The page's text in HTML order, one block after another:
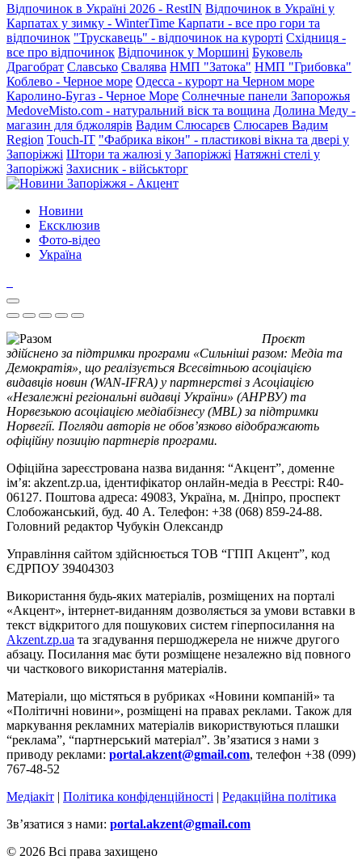
Відпочинок в Україні 2026 - RestIN Відпочинок в Україні у
Карпатах у зимку - WinterTime Карпати - все про гори та
відпочинок "Трускавець" - відпочинок на курорті Східниця -
все про відпочинок Відпочинок у Моршині Буковель
Драгобрат Славсько Свалява НМП "Затока" НМП "Грибовка"
Коблево - Черное море Одесса - курорт на Черном море
Каролино-Бугаз - Черное Море Солнечные панели Запорожья
MedoveMisto.com - натуральний віск та вощина Долина Меду -
магазин для бджолярів Вадим Слюсарєв Слюсарев Вадим
Region Touch-IT "Фабрика вікон" - пластикові вікна та двері у
Запоріжжі Штори та жалюзі у Запоріжжі Натяжні стелі у
Запоріжжі Захисник - військторг
Новини
Ексклюзив
Фото-відео
Україна
Проєкт
здійснено за підтримки програми «Сильніші разом: Медіа та
Демократія», що реалізується Всесвітньою асоціацією
видавців новин (WAN-IFRA) у партнерстві з Асоціацією
«Незалежні регіональні видавці України» (АНРВУ) та
Норвезькою асоціацією медіабізнесу (MBL) за підтримки
Норвегії. Погляди авторів не обов’язково відображають
офіційну позицію партнерів програми.
Офіційна зареєстрована назва видання: “Акцент”, доменне
ім’я: akzent.zp.ua, ідентифікатор онлайн-медіа в Реєстрі: R40-
06127. Поштова адреса: 49083, Україна, м. Дніпро, проспект
Слобожанський, буд. 40 А. Телефон: +38 (068) 859-24-88.
Головний редактор Чубукін Олександр
Управління сайтом здійснюється ТОВ “ГПП Акцент”, код
ЄДРПОУ 39404303
Використання будь-яких матеріалів, розміщених на порталі
«Акцент», інтернет-виданням дозволяється за умови вставки в
текст відкритого для пошукових систем гіперпосилання на
Akzent.zp.ua та згадування першоджерела не нижче другого
абзацу. Посилання має бути розміщене незалежно від повного
чи часткового використання матеріалів.
Матеріали, що містяться в рубриках «Новини компаній» та
«Політичні новини», розміщені на правах реклами. Також для
маркування рекламних матеріалів використвуються плашки
“реклама”, “партнерський матеріал”. Зв’язатися з нами з
приводу реклами: portal.akzent@gmail.com, телефон +38 (099)
767-48-52
Медіакіт | Політика конфіденційності | Редакційна політика
Зв’язатися з нами: portal.akzent@gmail.com
© 2026 Всі права захищено